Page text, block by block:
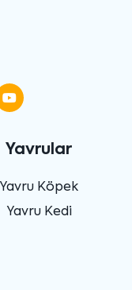
Yavrular
Yavru Köpek
Yavru Kedi